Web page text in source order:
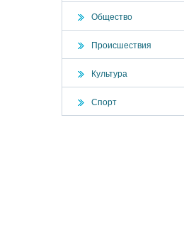
Общество
Происшествия
Культура
Спорт